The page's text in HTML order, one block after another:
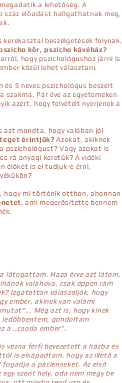
a lehetőség. A
száz előadást hallgathatnak meg,
kerekasztal beszélgetések folynak,
kör, pszicho kávéház?
hogy pszichológushoz járni is
közül lehet választani.
és 5 neves pszichológus beszélt
Pár éve az egyetemeken
azért, hogy felvételt nyerjenek a
azt mondta, hogy valóban jól
érintjük? Azokat, akiknek
pszichológust? Vagy azokat is
rá anyagi keretük? A vidéki
élőket is el tudjuk-e érni,
hogy mi történik otthon, ahonnan
, ami megerősítette bennem
látogattam. Haza érve azt látom,
valahova, csak éppen rám
Izgatottan válaszolják, hogy
ember, akinek van valami
Még azt is, hogy kinek
ledöbbentem, gondoltam
a ,,csoda ember”.
vézna férfi bevezetett a házba és
is elsápadtam, hogy az illető a
fogadja a pácienseket. Az első
szent hely, oda nem megy be